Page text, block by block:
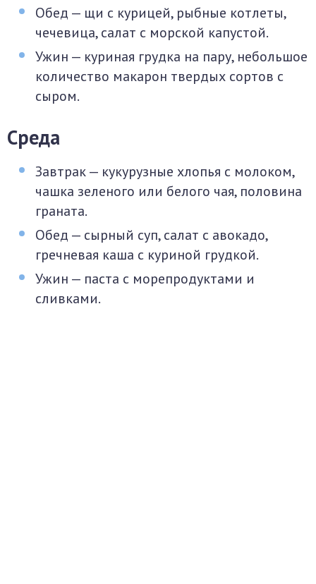
Обед — щи с курицей, рыбные котлеты,
чечевица, салат с морской капустой.
Ужин — куриная грудка на пару, небольшое
количество макарон твердых сортов с
сыром.
Среда
Завтрак — кукурузные хлопья с молоком,
чашка зеленого или белого чая, половина
граната.
Обед — сырный суп, салат с авокадо,
гречневая каша с куриной грудкой.
Ужин — паста с морепродуктами и
сливками.